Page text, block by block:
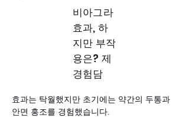
비아그라
효과, 하
지만 부작
용은? 제
경험담
효과는 탁월했지만 초기에는 약간의 두통과
안면 홍조를 경험했습니다.